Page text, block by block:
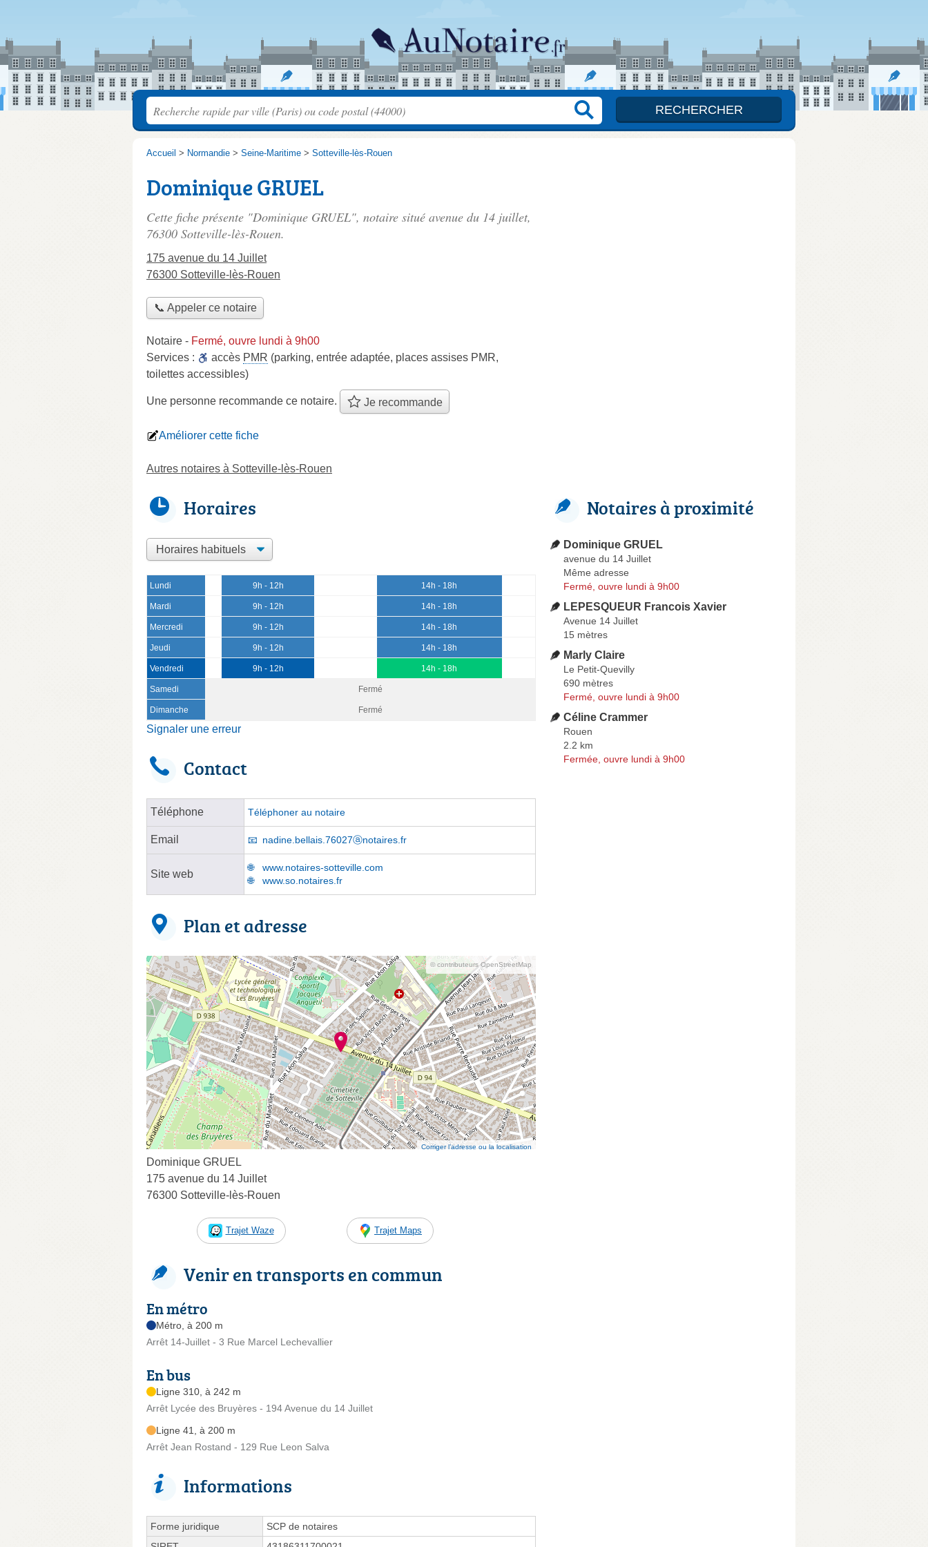
Accueil > Normandie > Seine-Maritime > Sotteville-lès-Rouen
Dominique GRUEL
Cette fiche présente "Dominique GRUEL", notaire situé avenue du 14 juillet,
76300 Sotteville-lès-Rouen.
175 avenue du 14 Juillet
76300 Sotteville-lès-Rouen
📞 Appeler ce notaire
Notaire - Fermé, ouvre lundi à 9h00
Services :
accès PMR (parking, entrée adaptée, places assises PMR,
toilettes accessibles)
Une personne recommande ce notaire. Je recommande
Améliorer cette fiche
Autres notaires à Sotteville-lès-Rouen
Horaires
Lundi 9h - 12h 14h - 18h
Mardi 9h - 12h 14h - 18h
Mercredi 9h - 12h 14h - 18h
Jeudi 9h - 12h 14h - 18h
Vendredi 9h - 12h 14h - 18h
Samedi Fermé
Dimanche Fermé
Signaler une erreur
Contact
Téléphone Téléphoner au notaire
Email nadine.bellais.76027ⓐnotaires.fr
Site web
www.notaires-sotteville.com
www.so.notaires.fr
Plan et adresse
© contributeurs OpenStreetMap
Corriger l’adresse ou la localisation
Dominique GRUEL
175 avenue du 14 Juillet
76300 Sotteville-lès-Rouen
Trajet Waze Trajet Maps
Venir en transports en commun
En métro
Métro, à 200 m
Arrêt 14-Juillet - 3 Rue Marcel Lechevallier
En bus
Ligne 310, à 242 m
Arrêt Lycée des Bruyères - 194 Avenue du 14 Juillet
Ligne 41, à 200 m
Arrêt Jean Rostand - 129 Rue Leon Salva
Informations
Forme juridique
SCP de notaires
Notaires à proximité
Dominique GRUEL
avenue du 14 Juillet
Même adresse
Fermé, ouvre lundi à 9h00
LEPESQUEUR Francois Xavier
Avenue 14 Juillet
15 mètres
Marly Claire
Le Petit-Quevilly
690 mètres
Fermé, ouvre lundi à 9h00
Céline Crammer
Rouen
2.2 km
Fermée, ouvre lundi à 9h00